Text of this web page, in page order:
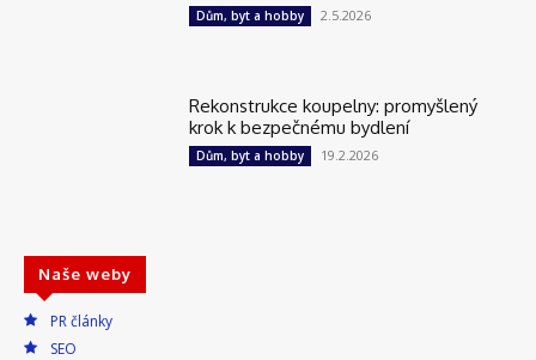
Dům, byt a hobby 2.5.2026
Rekonstrukce koupelny: promyšlený
krok k bezpečnému bydlení
Dům, byt a hobby 19.2.2026
Naše weby
PR články
SEO